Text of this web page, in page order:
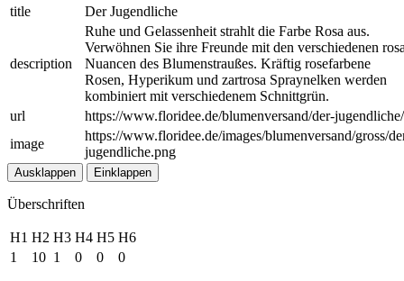
title
Der Jugendliche
description
Ruhe und Gelassenheit strahlt die Farbe Rosa aus.
Verwöhnen Sie ihre Freunde mit den verschiedenen
Nuancen des Blumenstraußes. Kräftig rosefarbene
Rosen, Hyperikum und zartrosa Spraynelken werden
kombiniert mit verschiedenem Schnittgrün.
url
https://www.floridee.de/blumenversand/der-jugendliche/
image
https://www.floridee.de/images/blumenversand/gross/
jugendliche.png
Ausklappen Einklappen
Überschriften
H1 H2 H3 H4 H5 H6
1
10 1 0 0 0